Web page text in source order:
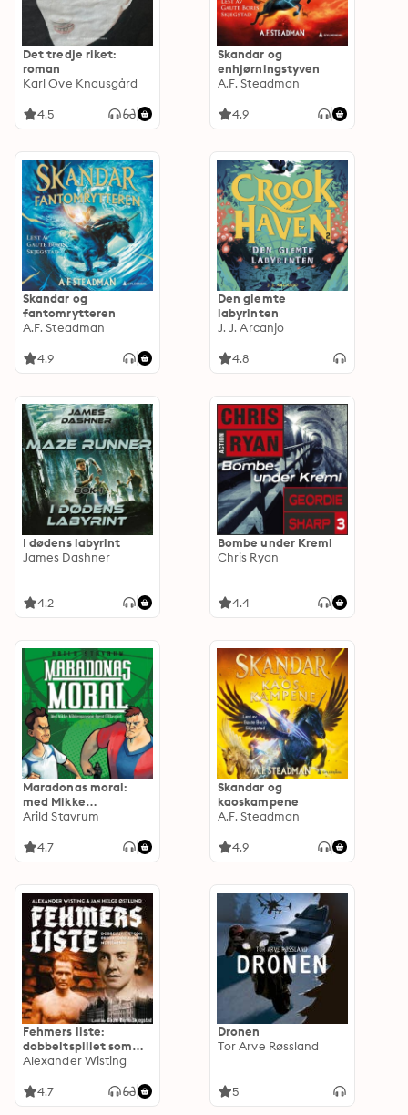
Det tredje riket:
roman
Karl Ove Knausgård
4.5
Skandar og
enhjørningstyven
A.F. Steadman
4.9
Skandar og
fantomrytteren
A.F. Steadman
4.9
Den glemte
labyrinten
J. J. Arcanjo
4.8
I dødens labyrint
James Dashner
4.2
Bombe under Kreml
Chris Ryan
4.4
Maradonas moral:
med Mikke
Milnbergan som
Arild Stavrum
4.7
Skandar og
kaoskampene
A.F. Steadman
4.9
Fehmers liste:
dobbeltspillet som
reddet dødsdømte
Alexander Wisting
4.7
Dronen
Tor Arve Røssland
5